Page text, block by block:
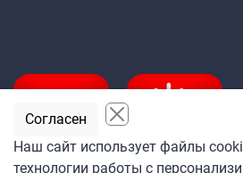
Наш сайт использует файлы
технологии работы с
Согласен